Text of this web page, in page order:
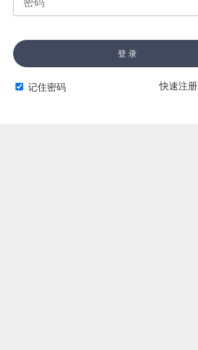
登 录
记住密码 快速注册